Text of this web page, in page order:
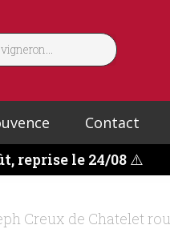
Contact
reprise le 24/08⚠️
Creux de Chatelet